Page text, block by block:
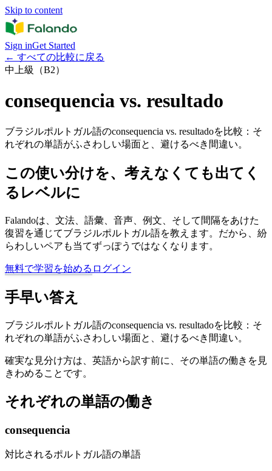
Skip to content
Sign inGet Started
← すべての比較に戻る
中上級（B2）
consequencia vs. resultado
ブラジルポルトガル語のconsequencia vs. resultadoを比較：そ
れぞれの単語がふさわしい場面と、避けるべき間違い。
この使い分けを、考えなくても出てく
るレベルに
Falandoは、文法、語彙、音声、例文、そして間隔をあけた
復習を通じてブラジルポルトガル語を教えます。だから、紛
らわしいペアも当てずっぽうではなくなります。
無料で学習を始める ログイン
手早い答え
ブラジルポルトガル語のconsequencia vs. resultadoを比較：そ
れぞれの単語がふさわしい場面と、避けるべき間違い。
確実な見分け方は、英語から訳す前に、その単語の働きを見
きわめることです。
それぞれの単語の働き
consequencia
対比されるポルトガル語の単語